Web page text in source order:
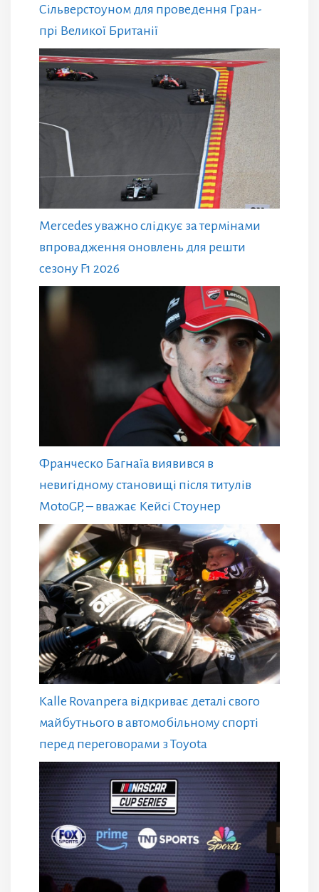
Сільверстоуном для проведення Гран-
прі Великої Британії
Mercedes уважно слідкує за термінами
впровадження оновлень для решти
сезону F1 2026
Франческо Багнаїа виявився в
невигідному становищі після титулів
MotoGP, – вважає Кейсі Стоунер
Kalle Rovanpera відкриває деталі свого
майбутнього в автомобільному спорті
перед переговорами з Toyota